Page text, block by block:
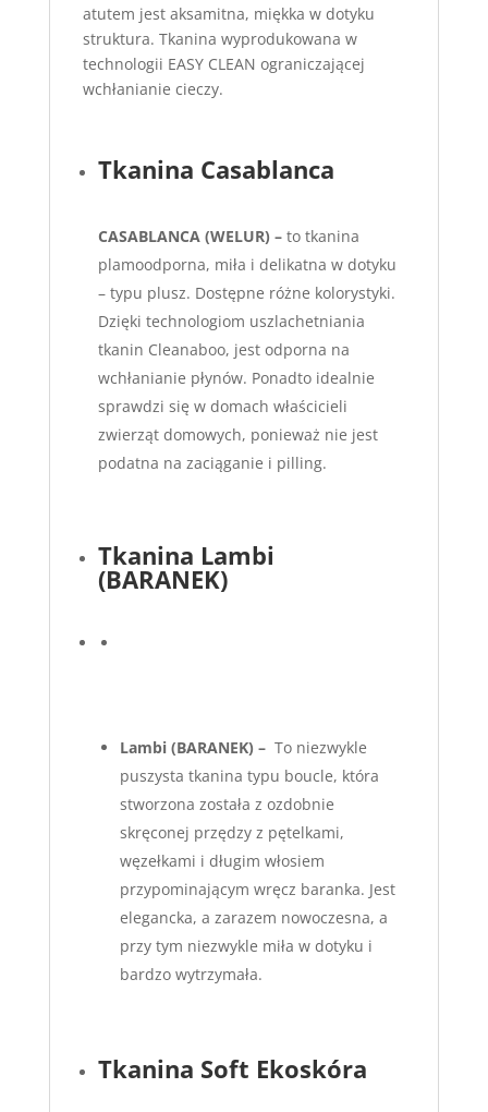
atutem jest aksamitna, miękka w dotyku
struktura. Tkanina wyprodukowana w
technologii EASY CLEAN ograniczającej
wchłanianie cieczy.
Tkanina Casablanca
CASABLANCA (WELUR) –to tkanina
plamoodporna, miła i delikatna w dotyku
– typu plusz. Dostępne różne kolorystyki.
Dzięki technologiom uszlachetniania
tkanin Cleanaboo, jest odporna na
wchłanianie płynów. Ponadto idealnie
sprawdzi się w domach właścicieli
zwierząt domowych, ponieważ nie jest
podatna na zaciąganie i pilling.
Tkanina Lambi
(BARANEK)
Lambi (BARANEK) – To niezwykle
puszysta tkanina typu boucle, która
stworzona została z ozdobnie
skręconej przędzy z pętelkami,
węzełkami i długim włosiem
przypominającym wręcz baranka. Jest
elegancka, a zarazem nowoczesna, a
przy tym niezwykle miła w dotyku i
bardzo wytrzymała.
Tkanina Soft Ekoskóra